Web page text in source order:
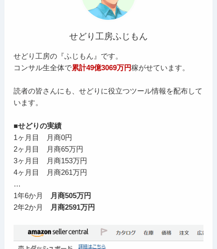
せどり工房ふじもん
せどり工房の『ふじもん』です。
コンサル生全体で累計49億3069万円稼がせています。
読者の皆さんにも、せどりに役立つツール情報を配布して
います。
■せどりの実績
1ヶ月目 月商0円
2ヶ月目 月商65万円
3ヶ月目 月商153万円
4ヶ月目 月商261万円
…
1年6か月
月商505万円
2年2か月
月商2591万円